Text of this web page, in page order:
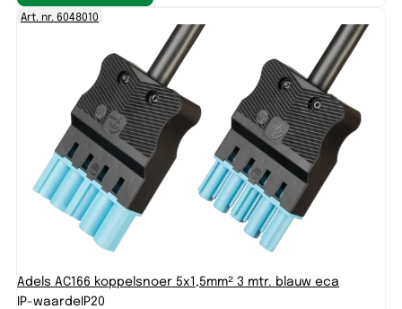
Art. nr. 6048010
Adels AC166 koppelsnoer 5x1,5mm² 3 mtr. blauw eca
IP-waardeIP20